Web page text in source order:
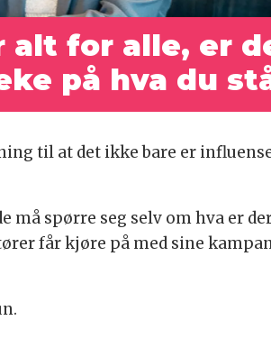
alt for alle, er
på hva du
til at det ikke bare er
må spørre seg selv om hva er
får kjøre på med sine